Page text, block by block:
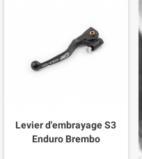
Levier d'embrayage S3
Enduro Brembo